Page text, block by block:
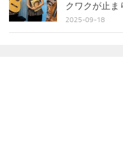
クワクが止ま
2025-09-18